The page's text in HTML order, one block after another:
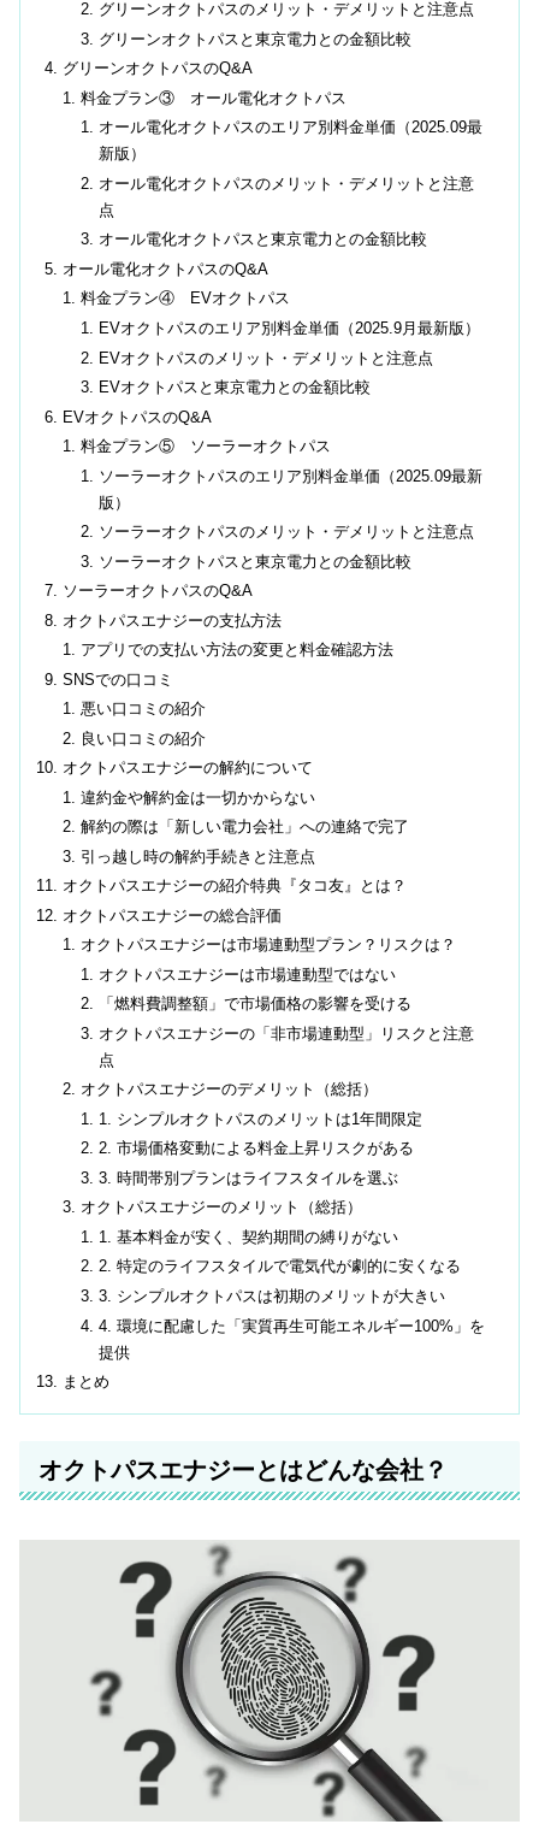
グリーンオクトパスのメリット・デメリットと注意点
グリーンオクトパスと東京電力との金額比較
グリーンオクトパスのQ&A
料金プラン③ オール電化オクトパス
オール電化オクトパスのエリア別料金単価（2025.09最
新版）
オール電化オクトパスのメリット・デメリットと注意
点
オール電化オクトパスと東京電力との金額比較
オール電化オクトパスのQ&A
料金プラン④ EVオクトパス
EVオクトパスのエリア別料金単価（2025.9月最新版）
EVオクトパスのメリット・デメリットと注意点
EVオクトパスと東京電力との金額比較
EVオクトパスのQ&A
料金プラン⑤ ソーラーオクトパス
ソーラーオクトパスのエリア別料金単価（2025.09最新
版）
ソーラーオクトパスのメリット・デメリットと注意点
ソーラーオクトパスと東京電力との金額比較
ソーラーオクトパスのQ&A
オクトパスエナジーの支払方法
アプリでの支払い方法の変更と料金確認方法
SNSでの口コミ
悪い口コミの紹介
良い口コミの紹介
オクトパスエナジーの解約について
違約金や解約金は一切かからない
解約の際は「新しい電力会社」への連絡で完了
引っ越し時の解約手続きと注意点
オクトパスエナジーの紹介特典『タコ友』とは？
オクトパスエナジーの総合評価
オクトパスエナジーは市場連動型プラン？リスクは？
オクトパスエナジーは市場連動型ではない
「燃料費調整額」で市場価格の影響を受ける
オクトパスエナジーの「非市場連動型」リスクと注意
点
オクトパスエナジーのデメリット（総括）
1. シンプルオクトパスのメリットは1年間限定
2. 市場価格変動による料金上昇リスクがある
3. 時間帯別プランはライフスタイルを選ぶ
オクトパスエナジーのメリット（総括）
1. 基本料金が安く、契約期間の縛りがない
2. 特定のライフスタイルで電気代が劇的に安くなる
3. シンプルオクトパスは初期のメリットが大きい
4. 環境に配慮した「実質再生可能エネルギー100%」を
提供
まとめ
オクトパスエナジーとはどんな会社？